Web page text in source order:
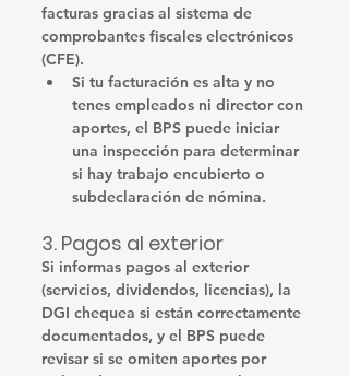
facturas gracias al sistema de
comprobantes fiscales electrónicos
(CFE).
Si tu facturación es alta y no
tenes empleados ni director con
aportes, el BPS puede iniciar
una inspección para determinar
si hay trabajo encubierto o
subdeclaración de nómina.
3. Pagos al exterior
Si informas pagos al exterior
(servicios, dividendos, licencias), la
DGI chequea si están correctamente
documentados, y el BPS puede
revisar si se omiten aportes por